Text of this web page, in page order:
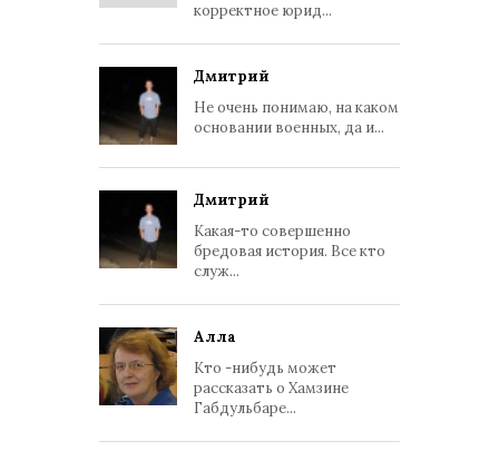
корректное юрид...
Дмитрий
Не очень понимаю, на каком
основании военных, да и...
Дмитрий
Какая-то совершенно
бредовая история. Все кто
служ...
Алла
Кто -нибудь может
рассказать о Хамзине
Габдульбаре...